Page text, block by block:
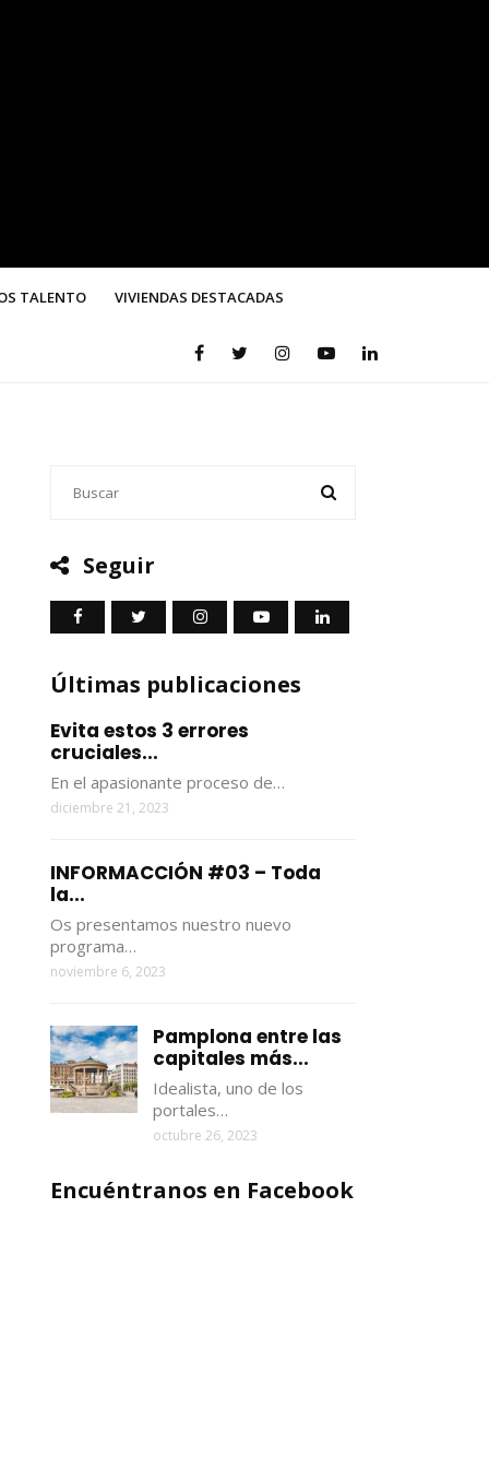
TALENTO VIVIENDAS DESTACADAS
Seguir
Últimas publicaciones
Evita estos 3 errores
cruciales...
En el apasionante proceso de…
diciembre 21, 2023
INFORMACCIÓN #03 – Toda
la...
Os presentamos nuestro nuevo
programa…
noviembre 6, 2023
Pamplona entre las
capitales más...
Idealista, uno de los
portales…
octubre 26, 2023
Encuéntranos en Facebook